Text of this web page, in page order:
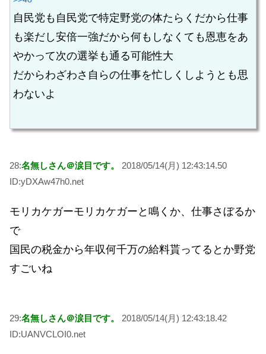
自民党も自民党で特定野党の体たらくだから仕事
も楽だし安倍一強だから何もしなくても恩恵をあ
やかって次の選挙も通る可能性大
だからわざわさ自らの仕事を忙しくしようとも思
わないよ
28:名無しさん＠涙目です。
2018/05/14(月) 12:43:14.50
ID:yDXAw47h0.net
モリカケガーモリカケガーと鳴くか、仕事さぼるか
で
国民の税金から年収何千万の給料貰ってるとか野党
すごいね
29:名無しさん＠涙目です。
2018/05/14(月) 12:43:18.42
ID:UANVCLOI0.net